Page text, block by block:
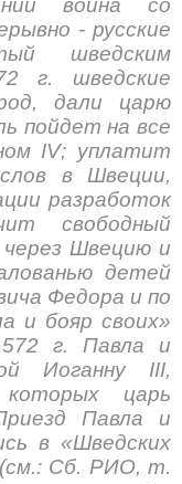
- русские
шведским
г. шведские
дали царю
пойдет на все
IV; уплатит
в Швеции,
разработок
свободный
через Швецию и
детей
Федора и по
и бояр своих»
г. Павла и
Иоганну III,
царь
Павла и
в «Шведских
(см.: Сб. РИО, т.